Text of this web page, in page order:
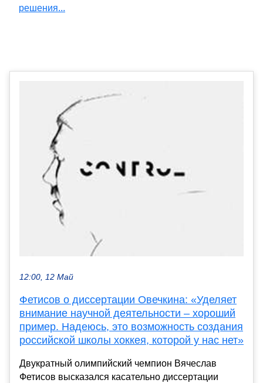
решения...
12:00, 12 Май
Фетисов о диссертации Овечкина: «Уделяет
внимание научной деятельности – хороший
пример. Надеюсь, это возможность создания
российской школы хоккея, которой у нас нет»
Двукратный олимпийский чемпион Вячеслав
Фетисов высказался касательно диссертации